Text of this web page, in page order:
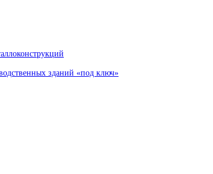
зданий «под ключ»